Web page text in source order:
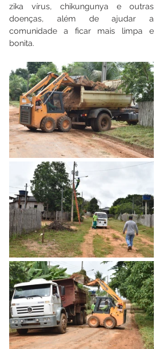
zika vírus, chikungunya e outras
doenças, além de ajudar a
comunidade a ficar mais limpa e
bonita.